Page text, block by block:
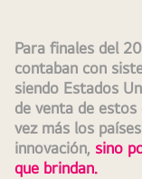
Para finales del
contaban con
siendo Estados
de venta de estos
vez más los
innovación, sino
que brindan.